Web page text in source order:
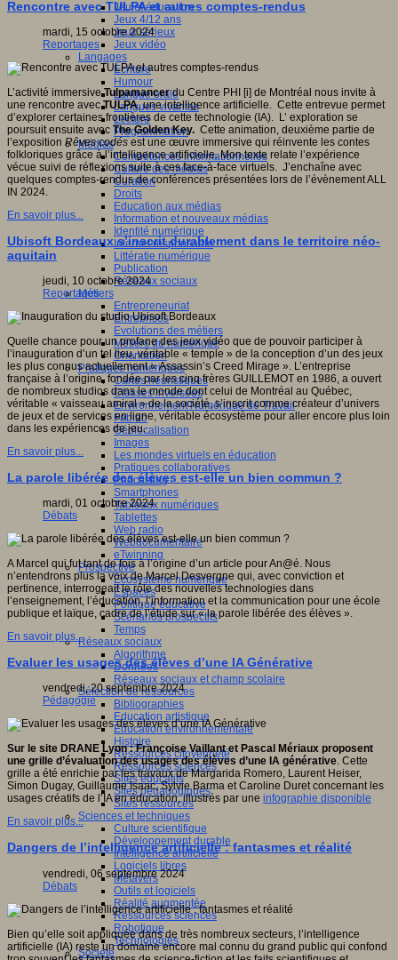
Jeu et éducation
Jeux 4/12 ans
Jeux sérieux
Jeux vidéo
Langages
Ecriture
Humour
Langue orale
Langues vivantes
Lecture
Programmation
Médias
Compétences informationnelles
Culture des médias
Curation
Droits
Education aux médias
Information et nouveaux médias
Identité numérique
Internet responsable
Littératie numérique
Publication
Réseaux sociaux
Métiers
Entrepreneuriat
Entreprises
Evolutions des métiers
Métiers du numérique
Orientation
Pratiques numériques
Cartes heuristiques
Classes inversées
Environnement Numérique de Travail
Fablab
Géolocalisation
Images
Les mondes virtuels en éducation
Pratiques collaboratives
Podcasting
Smartphones
Tableaux numériques
Tablettes
Web radio
Webdocumentaire
eTwinning
Prospective
Ecosystème numérique
Espaces
Politique éducative
Scénarios prospectifs
Temps
Réseaux sociaux
Algorithme
Données
Réseaux sociaux et champ scolaire
Sélection de ressources
Bibliographies
Education artistique
Education environnementale
Histoire
Ressources citoyenneté
Ressources sciences
Sites éducatifs
Sites pédagogiques
Sites ressources
Sciences et techniques
Culture scientifique
Développement durable
Intelligence artificielle
Logiciels libres
Métavers
Outils et logiciels
Réalité augmentée
Ressources sciences
Robotique
Technologies
Société
Rencontre avec TULPA et autres comptes-rendus
mardi, 15 octobre 2024
Reportages
L’activité immersiveTulpamancerdu Centre PHI [i] de Montréal nous invite à
une rencontre avecTULPA, une intelligence artificielle. Cette entrevue permet
d’explorer certaines frontières de cette technologie (IA). L’ exploration se
poursuit ensuite avec The Golden Key. Cette animation, deuxième partie de
l’exposition Rêves codés est une œuvre immersive qui réinvente les contes
folkloriques grâce à l’intelligence artificielle. Mon texte relate l’expérience
vécue suivi de réflexions suite à ces face-à-face virtuels. J’enchaîne avec
quelques comptes-rendus de conférences présentées lors de l’évènement ALL
IN 2024.
En savoir plus...
Ubisoft Bordeaux s’inscrit durablement dans le territoire néo-
aquitain
jeudi, 10 octobre 2024
Reportages
Quelle chance pour un profane des jeux vidéo que de pouvoir participer à
l’inauguration d’un tel lieu, véritable « temple » de la conception d’un des jeux
les plus connus actuellement « Assassin’s Creed Mirage ». L’entreprise
française à l’origine, fondée par les cinq frères GUILLEMOT en 1986, a ouvert
de nombreux studios dans le monde dont celui de Montréal au Québec,
véritable « vaisseau amiral » de la société, s’inscrit comme créateur d’univers
de jeux et de services en ligne, véritable écosystème pour aller encore plus loin
dans les expériences de jeu.
En savoir plus...
La parole libérée des élèves est-elle un bien commun ?
mardi, 01 octobre 2024
Débats
A Marcel qui fut tant de fois à l’origine d’un article pour An@é. Nous
n’entendrons plus la voix de Marcel Desvergne qui, avec conviction et
pertinence, interrogeait le rôle des nouvelles technologies dans
l’enseignement, l’éducation, l’information et la communication pour une école
publique et laïque, cadre de l’étude sur « la parole libérée des élèves ».
En savoir plus...
Evaluer les usages des élèves d’une IA Générative
vendredi, 20 septembre 2024
Pédagogie
Sur le site DRANE Lyon : Françoise Vaillant et Pascal Mériaux proposent
une grille d’évaluation des usages des élèves d’une IA générative. Cette
grille a été enrichie par les travaux de Margarida Romero, Laurent Heiser,
Simon Dugay, Guillaume Isaac, Sylvie Barma et Caroline Duret concernant les
usages créatifs de l’IA en éducation, illustrés par une infographie disponible
En savoir plus...
Dangers de l’intelligence artificielle : fantasmes et réalité
vendredi, 06 septembre 2024
Débats
Bien qu’elle soit appliquée dans de très nombreux secteurs, l’intelligence
artificielle (IA) reste un domaine encore mal connu du grand public qui confond